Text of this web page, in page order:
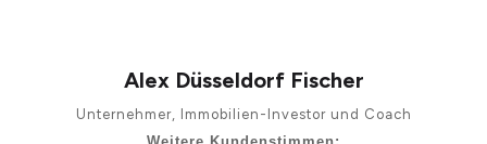
Alex Düsseldorf Fischer
Unternehmer, Immobilien-Investor und Coach